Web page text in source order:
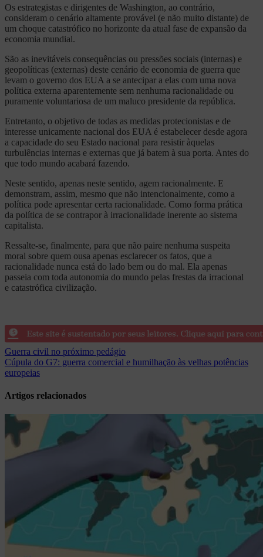
Os estrategistas e dirigentes de Washington, ao contrário,
consideram o cenário altamente provável (e não muito distante) de
um choque catastrófico no horizonte da atual fase de expansão da
economia mundial.
São as inevitáveis consequências ou pressões sociais (internas) e
geopolíticas (externas) deste cenário de economia de guerra que
levam o governo dos EUA a se antecipar a elas com uma nova
política externa aparentemente sem nenhuma racionalidade ou
puramente voluntariosa de um maluco presidente da república.
Entretanto, o objetivo de todas as medidas protecionistas e de
interesse unicamente nacional dos EUA é estabelecer desde agora
a capacidade do seu Estado nacional para resistir àquelas
turbulências internas e externas que já batem à sua porta. Antes do
que todo mundo acabará fazendo.
Neste sentido, apenas neste sentido, agem racionalmente. E
demonstram, assim, mesmo que não intencionalmente, como a
política pode apresentar certa racionalidade. Como forma prática
da política de se contrapor à irracionalidade inerente ao sistema
capitalista.
Ressalte-se, finalmente, para que não paire nenhuma suspeita
moral sobre quem ousa apenas esclarecer os fatos, que a
racionalidade nunca está do lado bem ou do mal. Ela apenas
passeia com toda autonomia do mundo pelas frestas da irracional
e catastrófica civilização.
Navegação
de
Guerra civil no próximo pedágio
Cúpula do G7: guerra comercial e humilhação às velhas potências
europeias
Artigos relacionados